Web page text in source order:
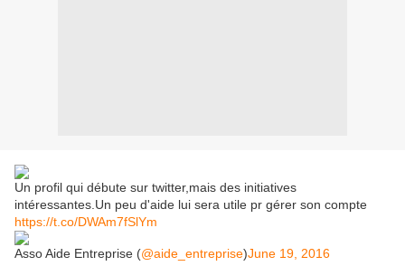
Un profil qui débute sur twitter,mais des initiatives
intéressantes.Un peu d'aide lui sera utile pr gérer son compte
https://t.co/DWAm7fSlYm
Asso Aide Entreprise (@aide_entreprise)June 19, 2016